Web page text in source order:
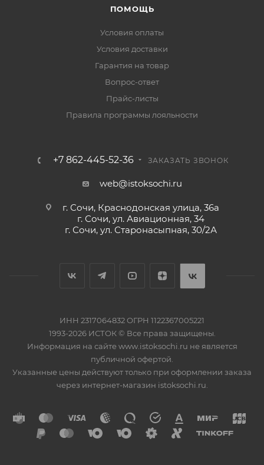
ПОМОЩЬ
Условия оплаты
Условия доставки
Гарантия на товар
Вопрос-ответ
Прайс-листы
Правила программы лояльности
+7 862-445-52-36 ЗАКАЗАТЬ ЗВОНОК
web@istoksochi.ru
г. Сочи, Краснодонская улица, 36а
г. Сочи, ул. Авиационная, 34
г. Сочи, ул. Старонасыпная, 30/2А
ИНН 2317064832 ОГРН 1122367005221
1993-2026 ИСТОК © Все права защищены.
Информация на сайте www.istoksochi.ru не является
публичной офертой.
Указанные цены действуют только при оформлении заказа
через интернет-магазин istoksochi.ru.